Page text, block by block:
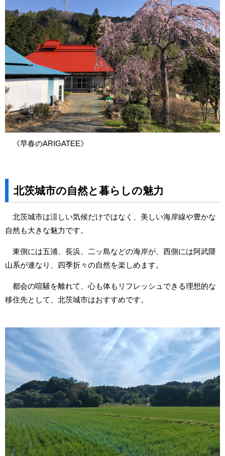
《早春のARIGATEE》
北茨城市の自然と暮らしの魅力
北茨城市は涼しい気候だけではなく、美しい海岸線や豊かな
自然も大きな魅力です。
東側には五浦、長浜、二ッ島などの海岸が、西側には阿武隈
山系が連なり、四季折々の自然を楽しめます。
都会の喧騒を離れて、心も体もリフレッシュできる理想的な
移住先として、北茨城市はおすすめです。